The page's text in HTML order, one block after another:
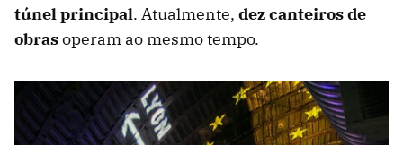
túnel principal. Atualmente, dez canteiros de
obrasoperam ao mesmo tempo.